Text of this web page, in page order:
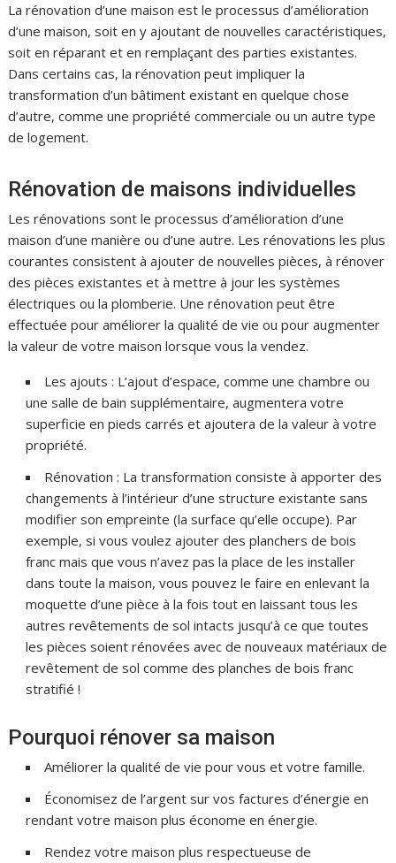
La rénovation d’une maison est le processus d’amélioration
d’une maison, soit en y ajoutant de nouvelles caractéristiques,
soit en réparant et en remplaçant des parties existantes.
Dans certains cas, la rénovation peut impliquer la
transformation d’un bâtiment existant en quelque chose
d’autre, comme une propriété commerciale ou un autre type
de logement.
Rénovation de maisons individuelles
Les rénovations sont le processus d’amélioration d’une
maison d’une manière ou d’une autre. Les rénovations les plus
courantes consistent à ajouter de nouvelles pièces, à rénover
des pièces existantes et à mettre à jour les systèmes
électriques ou la plomberie. Une rénovation peut être
effectuée pour améliorer la qualité de vie ou pour augmenter
la valeur de votre maison lorsque vous la vendez.
Les ajouts : L’ajout d’espace, comme une chambre ou
une salle de bain supplémentaire, augmentera votre
superficie en pieds carrés et ajoutera de la valeur à votre
propriété.
Rénovation : La transformation consiste à apporter des
changements à l’intérieur d’une structure existante sans
modifier son empreinte (la surface qu’elle occupe). Par
exemple, si vous voulez ajouter des planchers de bois
franc mais que vous n’avez pas la place de les installer
dans toute la maison, vous pouvez le faire en enlevant la
moquette d’une pièce à la fois tout en laissant tous les
autres revêtements de sol intacts jusqu’à ce que toutes
les pièces soient rénovées avec de nouveaux matériaux de
revêtement de sol comme des planches de bois franc
stratifié !
Pourquoi rénover sa maison
Améliorer la qualité de vie pour vous et votre famille.
Économisez de l’argent sur vos factures d’énergie en
rendant votre maison plus économe en énergie.
Rendez votre maison plus respectueuse de